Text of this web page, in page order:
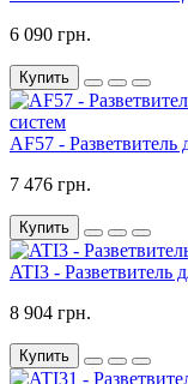
6 090 грн.
Купить
AF57 - Разветвитель
7 476 грн.
Купить
ATI3 - Разветвитель
8 904 грн.
Купить